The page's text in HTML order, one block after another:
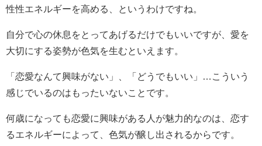
性性エネルギーを高める、というわけですね。
自分で心の休息をとってあげるだけでもいいですが、愛を
大切にする姿勢が色気を生むといえます。
「恋愛なんて興味がない」、「どうでもいい」…こういう
感じでいるのはもったいないことです。
何歳になっても恋愛に興味がある人が魅力的なのは、恋す
るエネルギーによって、色気が醸し出されるからです。